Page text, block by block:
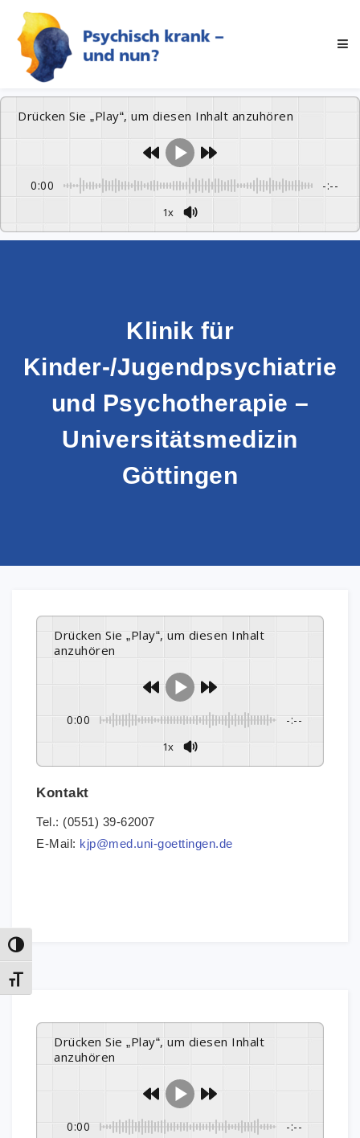
Umschalten auf hohe Kontraste
Schrift vergrößern
Drücken Sie „Play“, um diesen Inhalt anzuhören
0:00 -:--
1x
Klinik für
Kinder-/Jugendpsychiatrie
und Psychotherapie –
Universitätsmedizin
Göttingen
Drücken Sie „Play“, um diesen Inhalt
anzuhören
0:00 -:--
Drücken Sie „Play“, um diesen Inhalt
anzuhören
0:00 -:--
1x
Kontakt
Tel.: (0551) 39-62007
E-Mail: kjp@med.uni-goettingen.de